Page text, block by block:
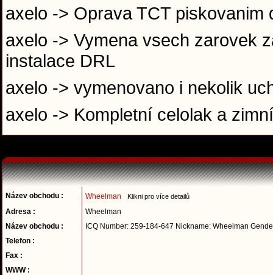
axelo -> Oprava TCT
axelo -> Vymena vsech zarovek
instalace DRL
axelo -> vymenovano i nekolik
axelo -> Kompletní celolak a
Název obchodu : Wheelman Klikni pro více detailů
Adresa :
Wheelman
Název obchodu :
ICQ Number: 259-184-647 Nickname: Wheelman
Telefon :
Fax :
WWW :